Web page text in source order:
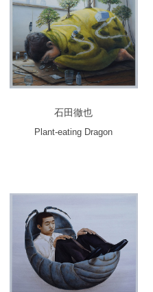
石田徹也
Plant-eating Dragon